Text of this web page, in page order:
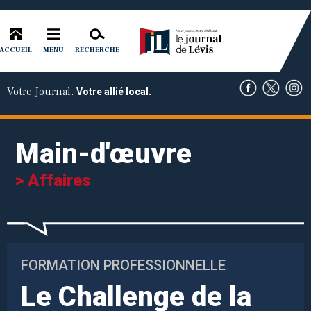
ACCUEIL MENU RECHERCHE
Votre Journal. Votre allié local.
Main-d'œuvre
> Affaires
FORMATION PROFESSIONNELLE
Le Challenge de la